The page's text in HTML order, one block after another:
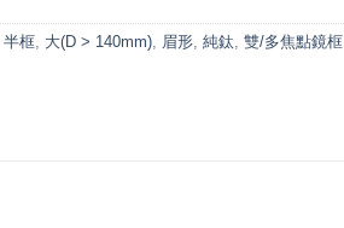
半框 大(D > 140mm) 眉形 純鈦 雙/多焦點鏡框